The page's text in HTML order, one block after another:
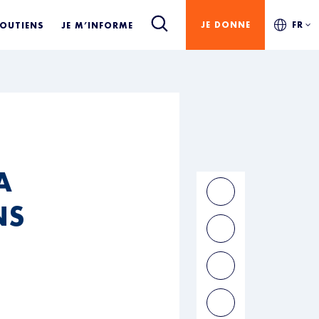
JE M’INFORME JE DONNE FR